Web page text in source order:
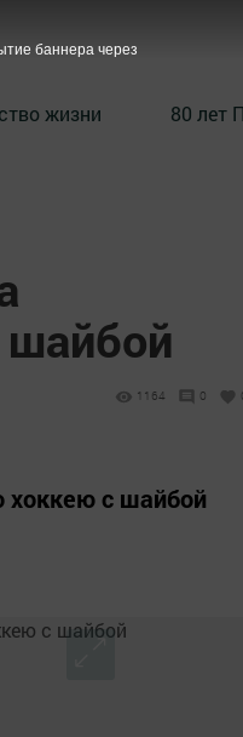
жизни 80 лет
1164 0
хоккею с шайбой
баннера через